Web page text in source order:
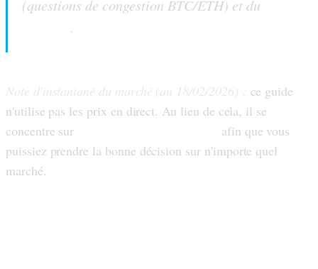
(questions de congestion BTC/ETH) et du
.
Note d'instantané du marché (au 18/02/2026) : ce guide
n'utilise pas les prix en direct. Au lieu de cela, il se
concentre sur
afin que vous
puissiez prendre la bonne décision sur n'importe quel
marché.